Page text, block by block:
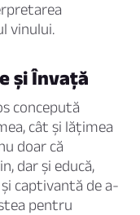
vinului.
și Învață
concepută
cât și lățimea
doar că
dar și educă,
captivantă de a-
pentru